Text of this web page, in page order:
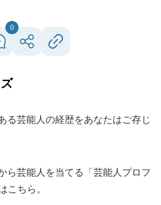
0
る芸能人の経歴をあなたはご存じ
ら芸能人を当てる「芸能人プロフ
こちら。